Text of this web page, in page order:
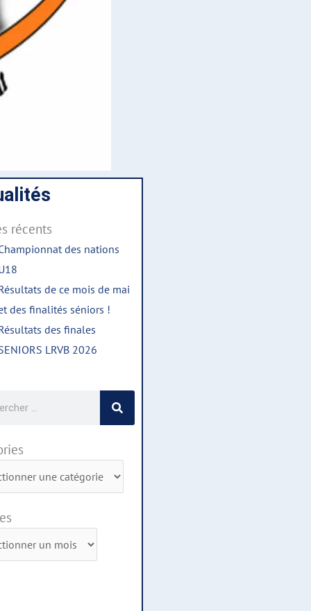
récents
des nations
de ce mois de mai
des finalités séniors !
des finales
LRVB 2026